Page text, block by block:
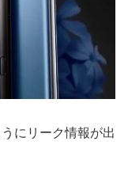
にリーク情報が出